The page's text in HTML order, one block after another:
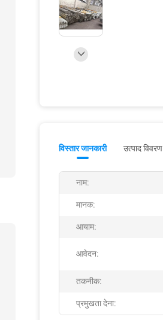
विस्तार जानकारी उत्पाद विवरण
नाम:
मानक:
आयाम:
आवेदन:
तकनीक:
प्रमुखता देना: